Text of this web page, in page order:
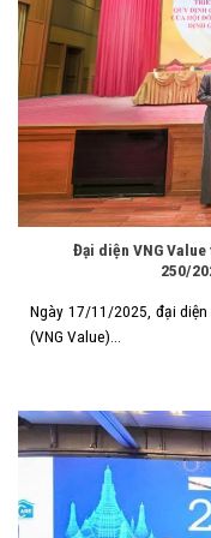
Đại diện VNG
250/
Ngày 17/11/2025, đại diện
(VNG Value)...